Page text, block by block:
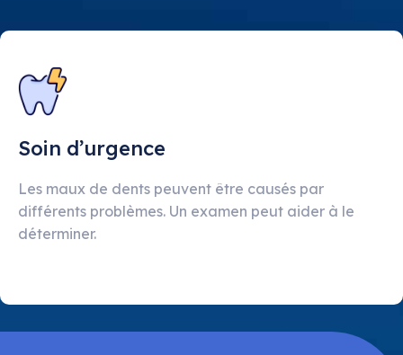
Soin d’urgence
Les maux de dents peuvent être causés par
différents problèmes. Un examen peut aider à le
déterminer.